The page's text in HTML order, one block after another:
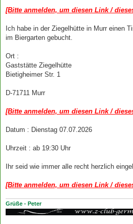
i
t
a
[Bitte anmelden, um diesen Link /
Ich habe in der Ziegelhütte in Murr einen
im Biergarten gebucht.
Ort :
Gaststätte Ziegelhütte
Bietigheimer Str. 1
D-71711 Murr
[Bitte anmelden, um diesen Link /
Datum : Dienstag 07.07.2026
Uhrzeit : ab 19:30 Uhr
Ihr seid wie immer alle recht herzlich
[Bitte anmelden, um diesen Link /
Grüße - Peter